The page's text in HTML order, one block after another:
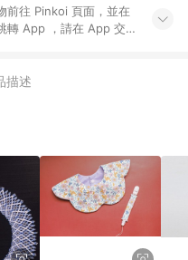
前往 Pinkoi 頁面，並在
轉 App ，請在 App 交
首購優惠，P coins，
。 6. APP 請更新至
物卡，開館保證金，補
購物站上之商品規格、
及購物車不符，以
。 10. 點數紅包使用規
LINE 購物前往 Pinkoi
單，不符合導購資格；承
描述